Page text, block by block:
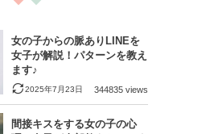
女の子からの脈ありLINEを
女子が解説！パターンを教え
ます♪
2025年7月23日 344835 views
間接キスをする女の子の心